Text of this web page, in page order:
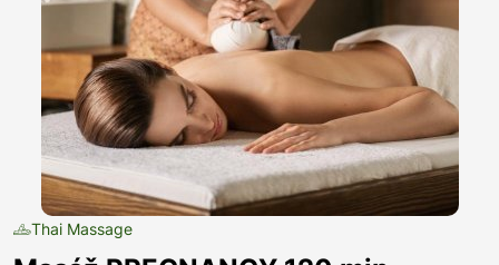
Thai Massage